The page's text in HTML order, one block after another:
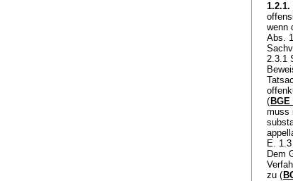
1.2.1.
wenn
Abs.
2.3.1
( BGE
muss
E.
Dem
zu (